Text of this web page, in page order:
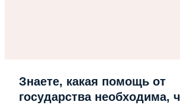
Знаете, какая помощь от
государства необходима,